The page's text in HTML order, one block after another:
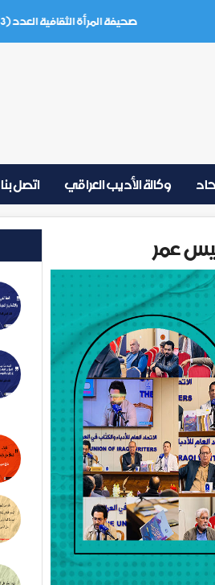
صحيفة المرأة الثقافية العدد (3) تموز 2026
وكالة الأديب العراقي اتصل بنا
عمر